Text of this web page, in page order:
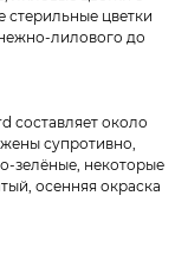
стерильные цветки
лилового до
составляет около
супротивно,
зелёные, некоторые
осенняя окраска